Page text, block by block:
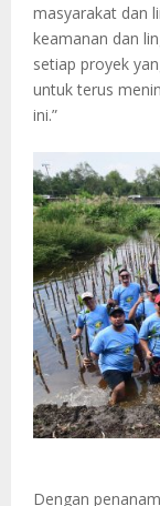
masyarakat dan
keamanan dan
setiap proyek
untuk terus
ini.”
Dengan